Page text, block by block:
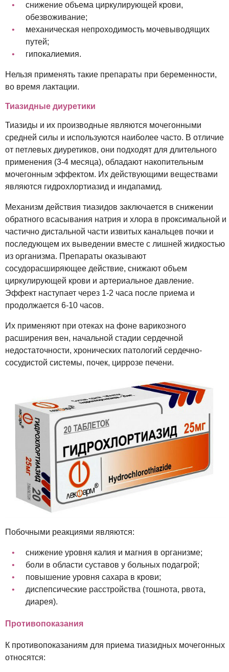
снижение объема циркулирующей крови,
обезвоживание;
механическая непроходимость мочевыводящих
путей;
гипокалиемия.
Нельзя применять такие препараты при беременности,
во время лактации.
Тиазидные диуретики
Тиазиды и их производные являются мочегонными
средней силы и используются наиболее часто. В отличие
от петлевых диуретиков, они подходят для длительного
применения (3-4 месяца), обладают накопительным
мочегонным эффектом. Их действующими веществами
являются гидрохлортиазид и индапамид.
Механизм действия тиазидов заключается в снижении
обратного всасывания натрия и хлора в проксимальной и
частично дистальной части извитых канальцев почки и
последующем их выведении вместе с лишней жидкостью
из организма. Препараты оказывают
сосудорасширяющее действие, снижают объем
циркулирующей крови и артериальное давление.
Эффект наступает через 1-2 часа после приема и
продолжается 6-10 часов.
Их применяют при отеках на фоне варикозного
расширения вен, начальной стадии сердечной
недостаточности, хронических патологий сердечно-
сосудистой системы, почек, циррозе печени.
Побочными реакциями являются:
снижение уровня калия и магния в организме;
боли в области суставов у больных подагрой;
повышение уровня сахара в крови;
диспепсические расстройства (тошнота, рвота,
диарея).
Противопоказания
К противопоказаниям для приема тиазидных мочегонных
относятся: